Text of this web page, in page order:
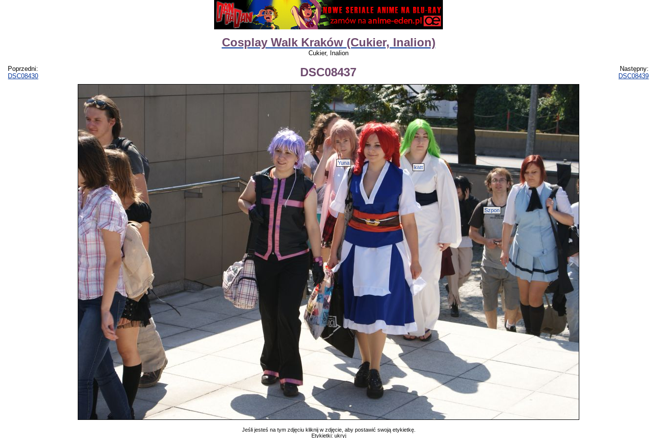
Cosplay Walk Kraków (Cukier, Inalion)
Cukier, Inalion
Poprzedni:
DSC08430
DSC08437
Następny:
DSC08439
katt
Szpon
Yuna
Jeśli jesteś na tym zdjęciu kliknij w zdjęcie, aby postawić swoją etykietkę.
Etykietki: ukryj